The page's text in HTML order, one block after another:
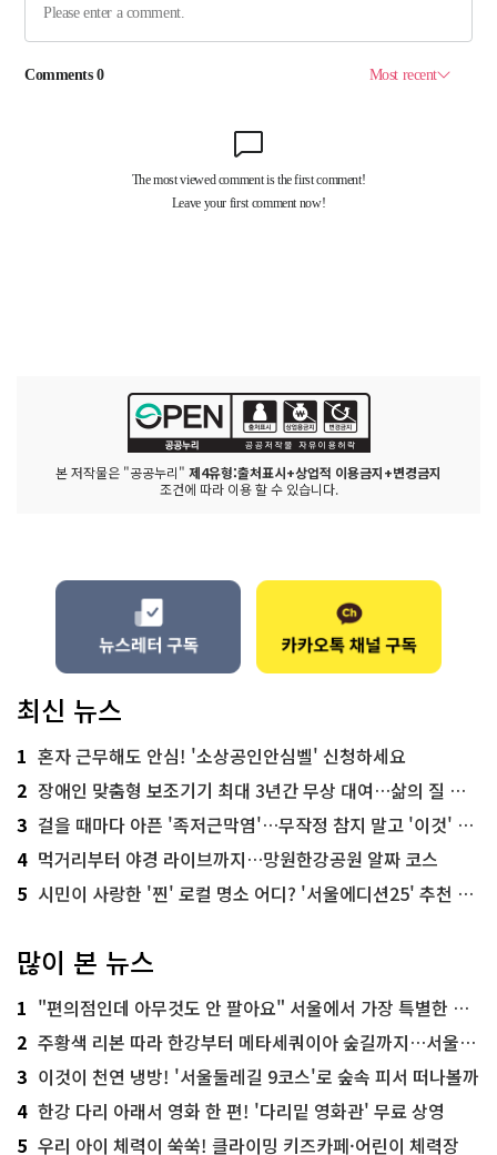
본 저작물은 "공공누리" 제4유형:출처표시+상업적 이용금지+변경금지
조건에 따라 이용 할 수 있습니다.
최신 뉴스
1 혼자 근무해도 안심! '소상공인안심벨' 신청하세요
2 장애인 맞춤형 보조기기 최대 3년간 무상 대여…삶의 질 높인다
3 걸을 때마다 아픈 '족저근막염'…무작정 참지 말고 '이것' 해보세요!
4 먹거리부터 야경 라이브까지…망원한강공원 알짜 코스
5 시민이 사랑한 '찐' 로컬 명소 어디? '서울에디션25' 추천 코스
많이 본 뉴스
1 "편의점인데 아무것도 안 팔아요" 서울에서 가장 특별한 편의점의 정체
2 주황색 리본 따라 한강부터 메타세쿼이아 숲길까지…서울둘레길 15코스
3 이것이 천연 냉방! '서울둘레길 9코스'로 숲속 피서 떠나볼까
4 한강 다리 아래서 영화 한 편! '다리밑 영화관' 무료 상영
5 우리 아이 체력이 쑥쑥! 클라이밍 키즈카페·어린이 체력장